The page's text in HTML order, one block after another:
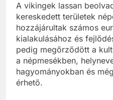
A vikingek lassan
kereskedett területek
hozzájárultak számos
kialakulásához és
pedig megőrződött a
a népmesékben,
hagyományokban és
érhető.